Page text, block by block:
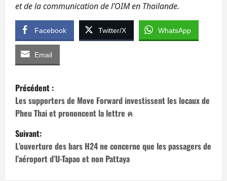
et de la communication de l’OIM en Thaïlande.
Facebook Twitter/X WhatsApp
Email
N
a
v
i
g
Précédent :
Les supporters de Move Forward investissent les locaux de
Pheu Thai et prononcent la lettre ค
Suivant:
L’ouverture des bars H24 ne concerne que les passagers de
l’aéroport d’U-Tapao et non Pattaya